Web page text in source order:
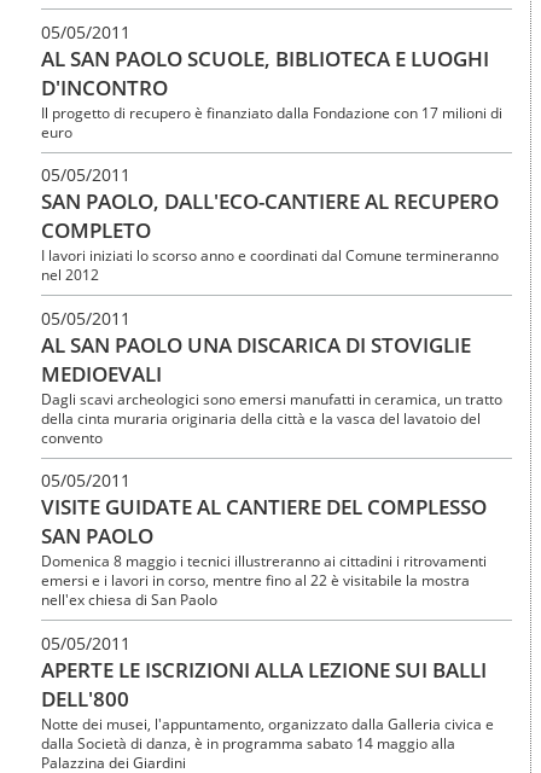
05/05/2011
AL SAN PAOLO SCUOLE, BIBLIOTECA E LUOGHI
D'INCONTRO
Il progetto di recupero è finanziato dalla Fondazione con 17 milioni di
euro
05/05/2011
SAN PAOLO, DALL'ECO-CANTIERE AL RECUPERO
COMPLETO
I lavori iniziati lo scorso anno e coordinati dal Comune termineranno
nel 2012
05/05/2011
AL SAN PAOLO UNA DISCARICA DI STOVIGLIE
MEDIOEVALI
Dagli scavi archeologici sono emersi manufatti in ceramica, un tratto
della cinta muraria originaria della città e la vasca del lavatoio del
convento
05/05/2011
VISITE GUIDATE AL CANTIERE DEL COMPLESSO
SAN PAOLO
Domenica 8 maggio i tecnici illustreranno ai cittadini i ritrovamenti
emersi e i lavori in corso, mentre fino al 22 è visitabile la mostra
nell'ex chiesa di San Paolo
05/05/2011
APERTE LE ISCRIZIONI ALLA LEZIONE SUI BALLI
DELL'800
Notte dei musei, l'appuntamento, organizzato dalla Galleria civica e
dalla Società di danza, è in programma sabato 14 maggio alla
Palazzina dei Giardini